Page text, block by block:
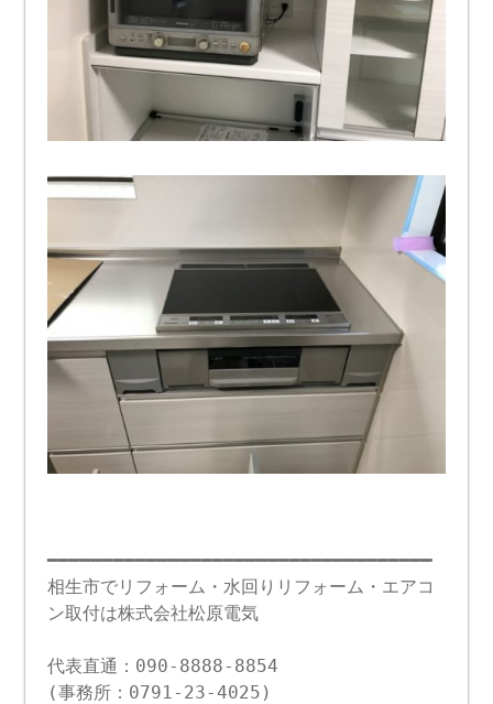
━━━━━━━━━━━━━━━━━━━━━━━━━━━━━━━━━━━
相生市でリフォーム・水回りリフォーム・エアコ
ン取付は株式会社松原電気
代表直通：090-8888-8854
(事務所：0791-23-4025)